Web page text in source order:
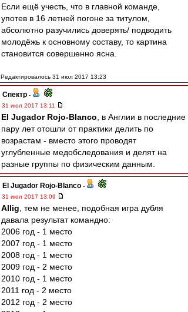
Если ещё учесть, что в главной команде,
употев в 16 летней погоне за титулом,
абсолютно разучились доверять/ подводить
молодёжь к основному составу, то картина
становится совершенно ясна.
Редактировалось 31 июл 2017 13:23
Спектр -
31 июл 2017 13:11
El Jugador Rojo-Blanco , в Англии в последние
пару лет отошли от практики делить по
возрастам - вместо этого проводят
углубленные медобследования и делят на
разные группы по физическим данным.
El Jugador Rojo-Blanco -
31 июл 2017 13:09
Allig , тем не менее, подобная игра дубля
давала результат командно:
2006 год - 1 место
2007 год - 1 место
2008 год - 1 место
2009 год - 2 место
2010 год - 1 место
2011 год - 2 место
2012 год - 2 место